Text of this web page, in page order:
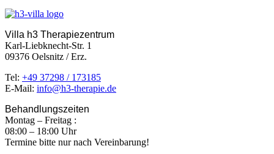
Villa h3 Therapiezentrum
Karl-Liebknecht-Str. 1
09376 Oelsnitz / Erz.
Tel: +49 37298 / 173185
E-Mail: info@h3-therapie.de
Behandlungszeiten
Montag – Freitag :
08:00 – 18:00 Uhr
Termine bitte nur nach Vereinbarung!